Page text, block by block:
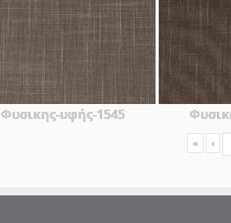
Φυσικης-υφής-1545
« ‹